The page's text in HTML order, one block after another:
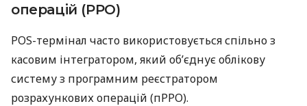
операцій (РРО)
POS-термінал часто використовується спільно з
касовим інтегратором, який об’єднує облікову
систему з програмним реєстратором
розрахункових операцій (пРРО).